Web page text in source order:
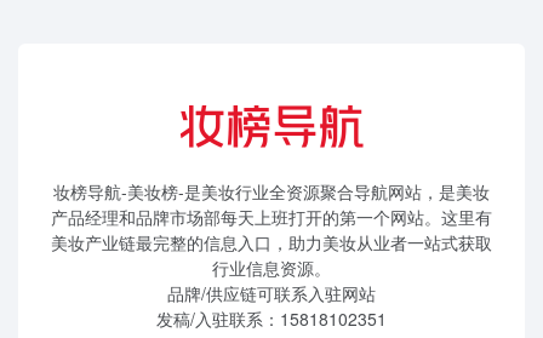
妆榜导航-美妆榜-是美妆行业全资源聚合导航网站，是美妆
产品经理和品牌市场部每天上班打开的第一个网站。这里有
美妆产业链最完整的信息入口，助力美妆从业者一站式获取
行业信息资源。
品牌/供应链可联系入驻网站
发稿/入驻联系：15818102351